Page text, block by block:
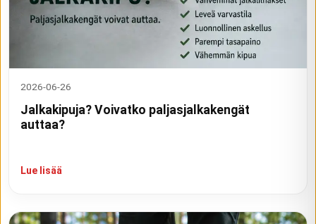
2026-06-26
Jalkakipuja? Voivatko paljasjalkakengät
auttaa?
Lue lisää